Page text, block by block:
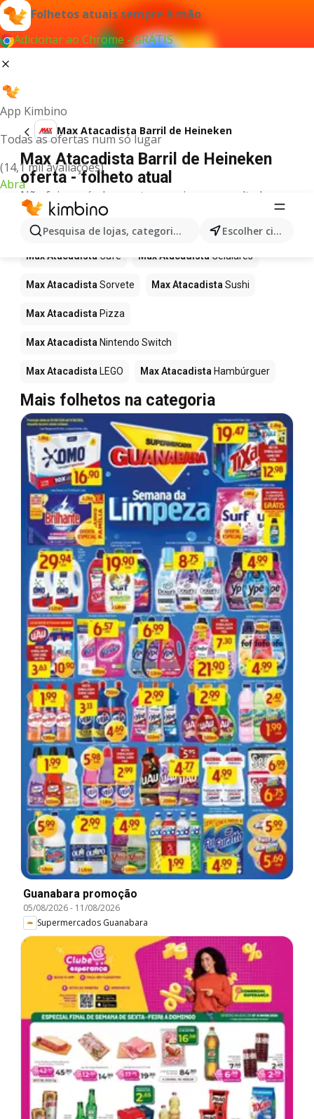
Folhetos atuais sempre à mão
Adicionar ao Chrome - GRÁTIS
App Kimbino
Todas as ofertas num só lugar
(14,1 mil avaliações)
Abra
Pesquisa de lojas, categorias,produtos... Escolher cidade
Max Atacadista Barril de Heineken
Max Atacadista Barril de Heineken
oferta - folheto atual
Não foi possível encontrar quaisquer resultados
para este termo.
Mais produtos em Max Atacadista
Max Atacadista Café Max Atacadista Celulares
Max Atacadista Sorvete Max Atacadista Sushi
Max Atacadista Pizza
Max Atacadista Nintendo Switch
Max Atacadista LEGO Max Atacadista Hambúrguer
Mais folhetos na categoria
Guanabara promoção
05/08/2026- 11/08/2026
Supermercados Guanabara